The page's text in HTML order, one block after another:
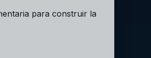
para construir la